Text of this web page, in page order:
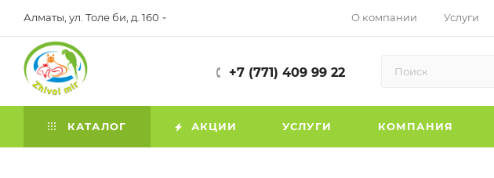
Алматы, ул. Толе би, д. 160 О компании Услуги
+7 (771) 409 99 22
КАТАЛОГ АКЦИИ УСЛУГИ КОМПАНИЯ